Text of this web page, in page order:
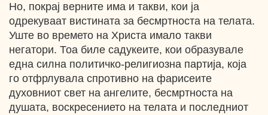
Но, покрај верните има и такви, кои ја
одрекуваат вистината за бесмртноста на телата.
Уште во времето на Христа имало такви
негатори. Тоа биле садукеите, кои образувале
една силна политичко-религиозна партија, која
го отфрлувала спротивно на фарисеите
духовниот свет на ангелите, бесмртноста на
душата, воскресението на телата и последниот